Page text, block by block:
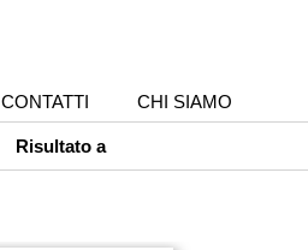
CONTATTI CHI SIAMO
Risultato a